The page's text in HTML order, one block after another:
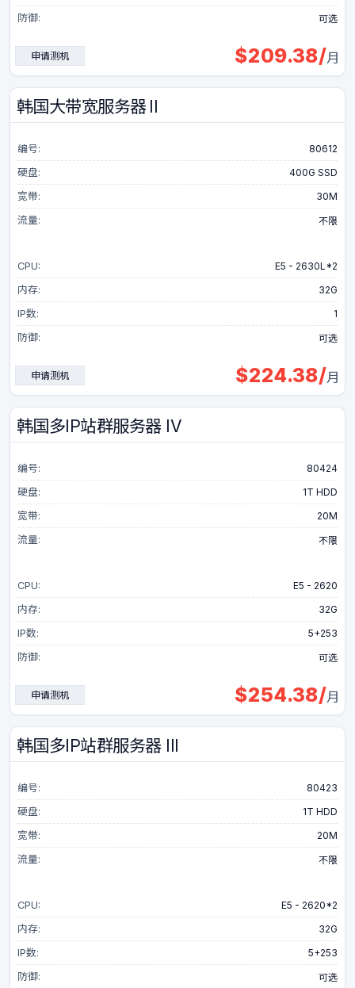
防御: 可选
申请测机 $209.38/月
韩国大带宽服务器 II
编号:
80612
硬盘:
400G SSD
宽带:
30M
流量:
不限
CPU:
E5 - 2630L*2
内存:
32G
IP数:
1
防御:
可选
申请测机 $224.38/月
韩国多IP站群服务器 IV
编号:
80424
硬盘:
1T HDD
宽带:
20M
流量:
不限
CPU:
E5 - 2620
内存:
32G
IP数:
5+253
防御:
可选
申请测机 $254.38/月
韩国多IP站群服务器 III
编号:
80423
硬盘:
1T HDD
宽带:
20M
流量:
不限
CPU:
E5 - 2620*2
内存:
32G
IP数:
5+253
防御:
可选